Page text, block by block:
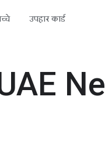
उपहार कार्ड